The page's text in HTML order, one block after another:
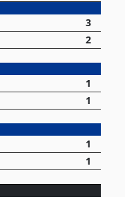
3
2
1
1
1
1